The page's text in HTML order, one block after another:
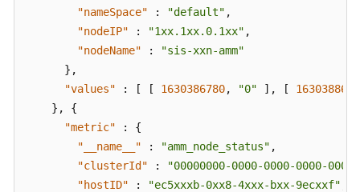
（1.0）
区
"nameSpace"
: "default" ,
"nodeIP"
: "1xx.1xx.0.1xx" ,
"nodeName"
:
"sis-xxn-amm"
} ,
"values"
: [ [ 1630386780, "0" ] , [
1630388610
} ,
{
"metric"
:
{
"__name__"
: "amm_node_status" ,
"clusterId"
:
"00000000-0000-0000-0000-
"hostID"
: "ec5xxxb-0xx8-4xxx-bxx-9ecxxf"